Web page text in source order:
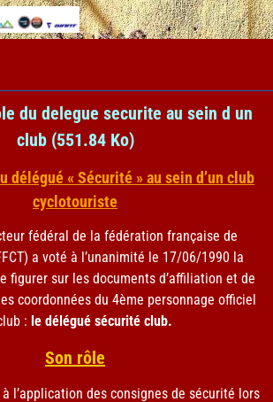
du delegue securite au sein d un
club(551.84 Ko)
délégué « Sécurité » au sein d’un club
cyclotouriste
fédéral de la fédération française de
a voté à l’unanimité le 17/06/1990 la
figurer sur les documents d’affiliation et de
coordonnées du 4ème personnage officiel
: le délégué sécurité club.
Son rôle
l’application des consignes de sécurité lors